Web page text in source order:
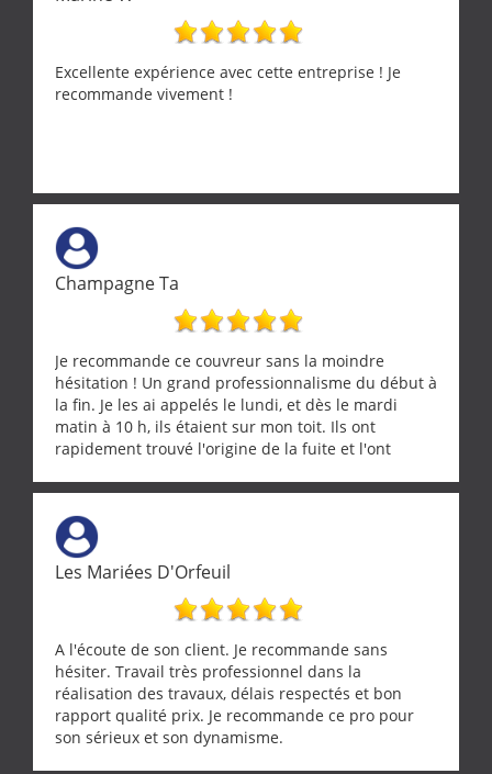
Excellente expérience avec cette entreprise ! Je
recommande vivement !
Champagne Ta
Je recommande ce couvreur sans la moindre
hésitation ! Un grand professionnalisme du début à
la fin. Je les ai appelés le lundi, et dès le mardi
matin à 10 h, ils étaient sur mon toit. Ils ont
rapidement trouvé l'origine de la fuite et l'ont
Une équipe sérieuse, réactive et compétente. C'est
vraiment rassurant de pouvoir compter sur des
artisans aussi professionnels. Merci encore !
Les Mariées D'Orfeuil
A l'écoute de son client. Je recommande sans
hésiter. Travail très professionnel dans la
réalisation des travaux, délais respectés et bon
rapport qualité prix. Je recommande ce pro pour
son sérieux et son dynamisme.